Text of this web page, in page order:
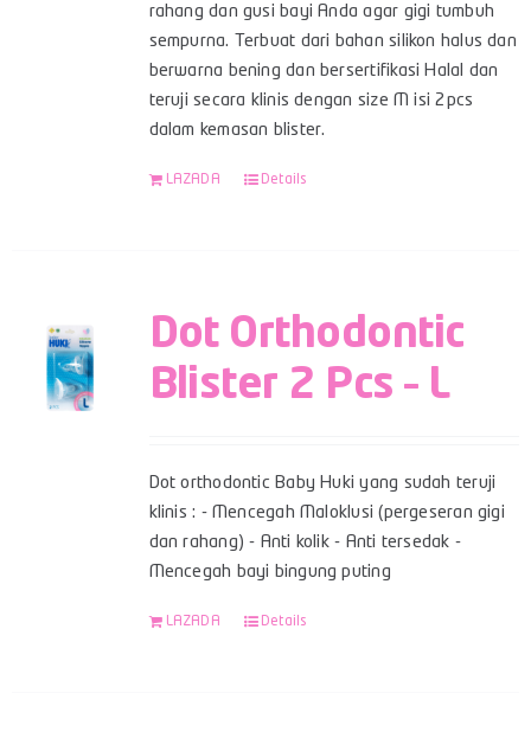
rahang dan gusi bayi Anda agar gigi tumbuh
sempurna. Terbuat dari bahan silikon halus dan
berwarna bening dan bersertifikasi Halal dan
teruji secara klinis dengan size M isi 2pcs
dalam kemasan blister.
LAZADA Details
Dot Orthodontic
Blister 2 Pcs – L
Dot orthodontic Baby Huki yang sudah teruji
klinis : - Mencegah Maloklusi (pergeseran gigi
dan rahang) - Anti kolik - Anti tersedak -
Mencegah bayi bingung puting
LAZADA Details